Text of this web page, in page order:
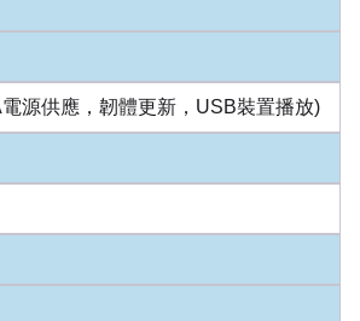
源供應，韌體更新，USB裝置播放)